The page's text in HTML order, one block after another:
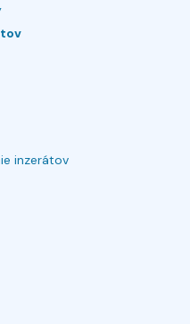
inzerátov